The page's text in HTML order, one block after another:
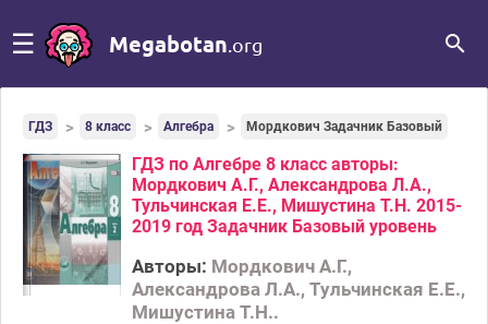
☰ Megabotan .org
ГДЗ 8 класс Алгебра Мордкович Задачник Базовый
ГДЗ по Алгебре 8 класс авторы:
Мордкович А.Г., Александрова Л.А.,
Тульчинская Е.Е., Мишустина Т.Н. 2015-
2019 год Задачник Базовый уровень
Авторы: Мордкович А.Г.,
Александрова Л.А., Тульчинская Е.Е.,
Мишустина Т.Н..